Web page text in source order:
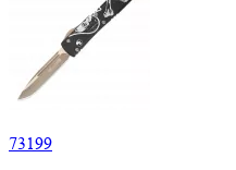
73199